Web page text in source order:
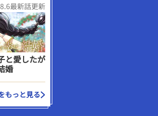
最新話更新
と愛したが
婚
もっと見る